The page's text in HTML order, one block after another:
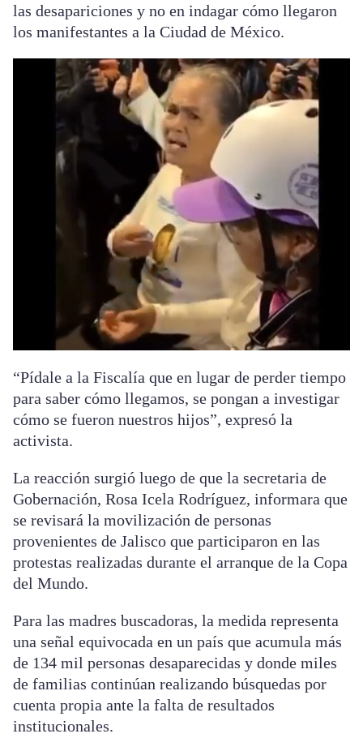
las desapariciones y no en indagar cómo llegaron
los manifestantes a la Ciudad de México.
“Pídale a la Fiscalía que en lugar de perder tiempo
para saber cómo llegamos, se pongan a investigar
cómo se fueron nuestros hijos”, expresó la
activista.
La reacción surgió luego de que la secretaria de
Gobernación, Rosa Icela Rodríguez, informara que
se revisará la movilización de personas
provenientes de Jalisco que participaron en las
protestas realizadas durante el arranque de la Copa
del Mundo.
Para las madres buscadoras, la medida representa
una señal equivocada en un país que acumula más
de 134 mil personas desaparecidas y donde miles
de familias continúan realizando búsquedas por
cuenta propia ante la falta de resultados
institucionales.